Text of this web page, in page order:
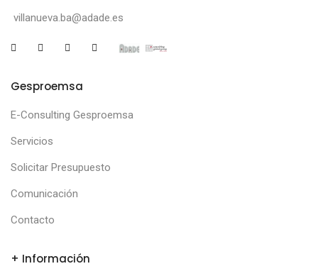
villanueva.ba@adade.es
Gesproemsa
E-Consulting Gesproemsa
Servicios
Solicitar Presupuesto
Comunicación
Contacto
+ Información